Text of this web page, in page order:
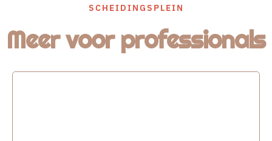
SCHEIDINGSPLEIN
Meer voor professionals